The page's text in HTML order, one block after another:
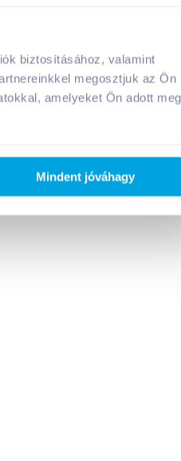
biztosításához, valamint
megosztjuk az Ön
amelyeket Ön adott meg
Mindent jóváhagy